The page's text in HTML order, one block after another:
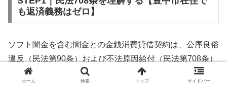
も返済義務はゼロ】
ソフト闇金を含む闇金との金銭消費貸借契約は、公序良俗
違反（民法第90条）および不法原因給付（民法第708条）
に該当するため、法的には無効です。豊中市在住であって
ホーム 検索 トップ サイドバー